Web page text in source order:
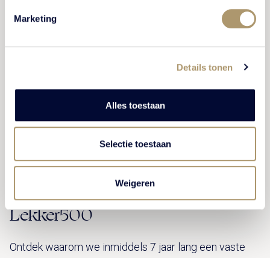
Marketing
Details tonen
Alles toestaan
Selectie toestaan
Weigeren
NIEUWS
Zevende vermelding in de
Lekker500
Ontdek waarom we inmiddels 7 jaar lang een vaste